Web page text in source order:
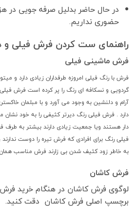
در حال حاضر بدلیل صرفه جویی در
حضوری نداریم.
راهنمای ست کردن فرش فیلی و
فرش ماشینی فیلی
فرش با رنگ فیلی امروزه طرفداران زیادی دارد و
گردویی و نسکافه ای رنگ را پر کرده است فرش
آرام و دلنشین به وجود می آورد و با مبلمان
دارد . فرش فیلی رنگ دیرتر کثیفی را به خود نشان
دار هستند ویا جمعیت زیادی دارند بیشتر به طرف
فیلی رنگ برای افرادی که فرش تیره را دوست
به خاطر زود کثیف شدن بی زارند فرش مناسب
فرش کاشان
لوگوی فرش کاشان در هنگام خرید
برچسپ اصلی فرش کاشان دقت کنید.